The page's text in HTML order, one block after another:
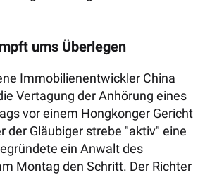
ums Überlegen
Immobilienentwickler China
Vertagung der Anhörung eines
vor einem Hongkonger Gericht
der Gläubiger strebe "aktiv" eine
ein Anwalt des
Montag den Schritt. Der Richter